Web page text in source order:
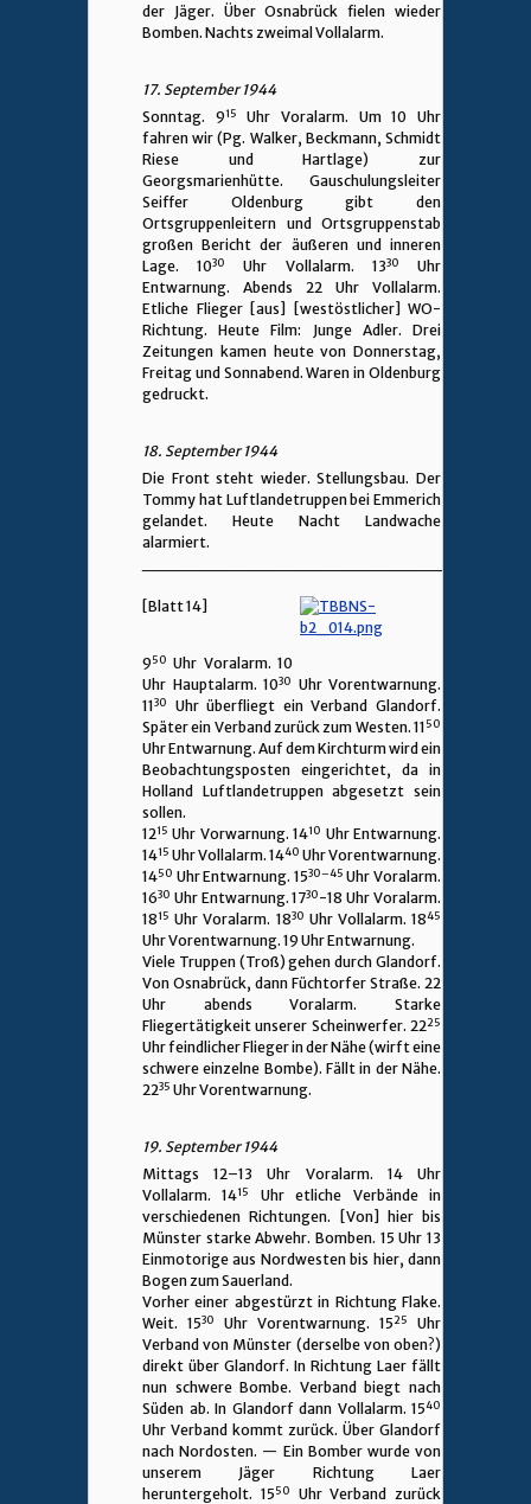
der Jäger. Über Osnabrück fielen wieder
Bomben. Nachts zweimal Vollalarm.
17. September 1944
Sonntag. 915
Uhr Voralarm. Um 10 Uhr
fahren wir (Pg. Walker, Beckmann, Schmidt
Riese und Hartlage) zur
Georgsmarienhütte. Gauschulungsleiter
Seiffer Oldenburg gibt den
Ortsgruppenleitern und Ortsgruppenstab
großen Bericht der äußeren und inneren
Lage. 1030 Uhr Vollalarm. 1330
Uhr
Entwarnung. Abends 22 Uhr Vollalarm.
Etliche Flieger [aus] [westöstlicher] WO-
Richtung. Heute Film: Junge Adler. Drei
Zeitungen kamen heute von Donnerstag,
Freitag und Sonnabend. Waren in Oldenburg
gedruckt.
18. September 1944
Die Front steht wieder. Stellungsbau. Der
Tommy hat Luftlandetruppen bei Emmerich
gelandet. Heute Nacht Landwache
alarmiert.
[Blatt 14]
950 Uhr Voralarm. 10
Uhr Hauptalarm. 1030
Uhr Vorentwarnung.
1130
Uhr überfliegt ein Verband Glandorf.
Später ein Verband zurück zum Westen. 11 50
Uhr Entwarnung. Auf dem Kirchturm wird ein
Beobachtungsposten eingerichtet, da in
Holland Luftlandetruppen abgesetzt sein
sollen.
1215 Uhr Vorwarnung. 1410 Uhr Entwarnung.
1415 Uhr Vollalarm. 1440 Uhr Vorentwarnung.
1450 Uhr Entwarnung. 1530–45 Uhr Voralarm.
1630 Uhr Entwarnung. 1730-18 Uhr Voralarm.
1815 Uhr Voralarm. 1830 Uhr Vollalarm. 1845
Uhr Vorentwarnung. 19 Uhr Entwarnung.
Viele Truppen (Troß) gehen durch Glandorf.
Von Osnabrück, dann Füchtorfer Straße. 22
Uhr abends Voralarm. Starke
Fliegertätigkeit unserer Scheinwerfer. 2225
Uhr feindlicher Flieger in der Nähe (wirft eine
schwere einzelne Bombe). Fällt in der Nähe.
2235 Uhr Vorentwarnung.
19. September 1944
Mittags 12–13 Uhr Voralarm. 14 Uhr
Vollalarm. 1415
Uhr etliche Verbände in
verschiedenen Richtungen. [Von] hier bis
Münster starke Abwehr. Bomben. 15 Uhr 13
Einmotorige aus Nordwesten bis hier, dann
Bogen zum Sauerland.
Vorher einer abgestürzt in Richtung Flake.
Weit. 1530 Uhr Vorentwarnung. 1525
Uhr
Verband von Münster (derselbe von oben?)
direkt über Glandorf. In Richtung Laer fällt
nun schwere Bombe. Verband biegt nach
Süden ab. In Glandorf dann Vollalarm. 1540
Uhr Verband kommt zurück. Über Glandorf
nach Nordosten. — Ein Bomber wurde von
unserem Jäger Richtung Laer
heruntergeholt. 1550 Uhr Verband zurück